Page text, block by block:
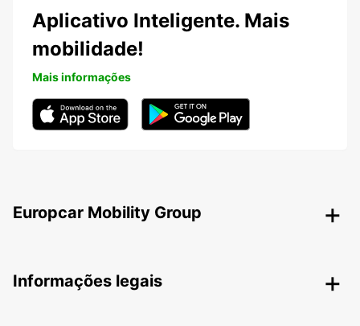
Aplicativo Inteligente. Mais
mobilidade!
Mais informações
Europcar Mobility Group
Informações legais